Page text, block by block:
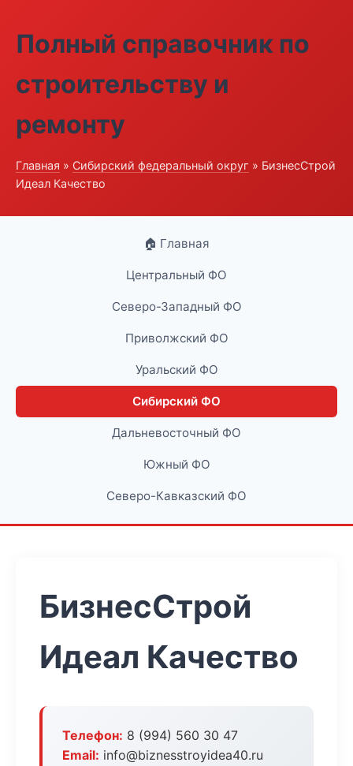
Полный справочник по
строительству и
ремонту
Главная » Сибирский федеральный округ » БизнесСтрой
Идеал Качество
🏠 Главная
Центральный ФО
Северо-Западный ФО
Приволжский ФО
Уральский ФО
Сибирский ФО
Дальневосточный ФО
Южный ФО
Северо-Кавказский ФО
БизнесСтрой
Идеал Качество
Телефон: 8 (994) 560 30 47
Email: info@biznesstroyidea40.ru